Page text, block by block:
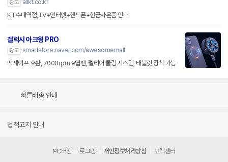
광고
allkt.co.kr
KT수내역점,TV+인터넷+핸드폰+현금사은품 안내
갤럭시 아크윙 PRO
광고 smartstore.naver.com/awesomemall
맥세이프 호환, 7000rpm 9엽팬, 펠티어 쿨링 시스템, 태블릿 장착 가능
빠른배송 안내
법적고지 안내
PC버전 로그인 개인정보처리방침 고객센터